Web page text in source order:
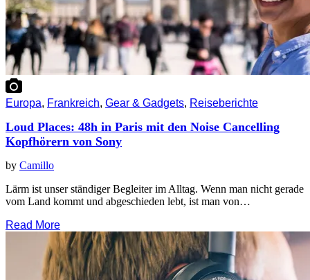
Europa, Frankreich, Gear & Gadgets, Reiseberichte
Loud Places: 48h in Paris mit den Noise Cancelling
Kopfhörern von Sony
by Camillo
Lärm ist unser ständiger Begleiter im Alltag. Wenn man nicht gerade
vom Land kommt und abgeschieden lebt, ist man von…
Read More